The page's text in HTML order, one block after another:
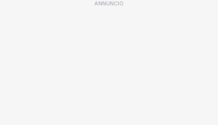
ANNUNCIO